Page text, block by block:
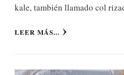
kale, también llamado col
LEER MÁS...